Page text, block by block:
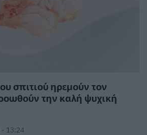
σπιτιού ηρεμούν τον
την καλή ψυχική
13:24